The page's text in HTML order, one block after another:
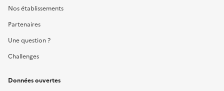
Nos établissements
Partenaires
Une question ?
Challenges
Données ouvertes